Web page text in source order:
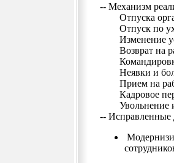
-- Механизм
Отпуска
Отпуск по
Изменение
Возврат на
Неявки и
Прием на
Кадровое
Увольнение
-- Исправленные